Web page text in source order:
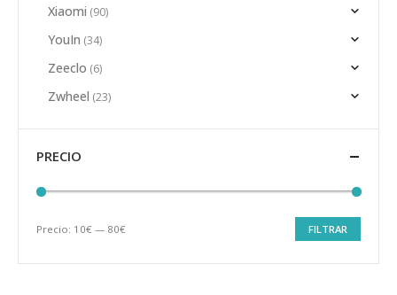
Xiaomi (90)
YouIn (34)
Zeeclo (6)
Zwheel (23)
PRECIO
Precio
Precio
FILTRAR
Precio: 10€ — 80€